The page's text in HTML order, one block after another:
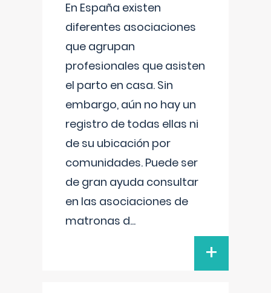
En España existen
diferentes asociaciones
que agrupan
profesionales que asisten
el parto en casa. Sin
embargo, aún no hay un
registro de todas ellas ni
de su ubicación por
comunidades. Puede ser
de gran ayuda consultar
en las asociaciones de
matronas d...
+